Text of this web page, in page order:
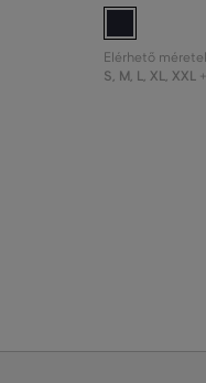
Elérhető
S, M, L, XL, XXL